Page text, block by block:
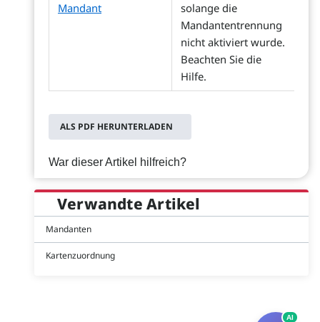
Mandant
solange die
Mandantentrennung
nicht aktiviert wurde.
Beachten Sie die
Hilfe.
ALS PDF HERUNTERLADEN
War dieser Artikel hilfreich?
Verwandte Artikel
Mandanten
Kartenzuordnung
AI